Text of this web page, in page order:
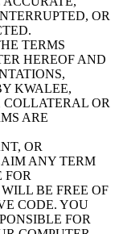
OR
TERMS
HEREOF AND
KWALEE,
COLLATERAL OR
ARE
OR
ANY TERM
FOR
BE FREE OF
CODE. YOU
FOR